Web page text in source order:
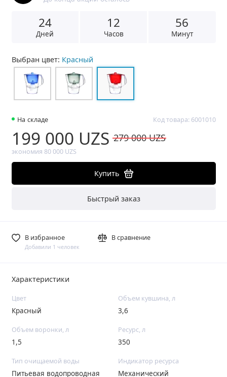
24
Дней
12
Часов
56
Минут
На складе Код товара: 6001010
199 000 UZS 279 000 UZS
экономия 80 000 UZS
Купить
Быстрый заказ
В избранное
Добавили 1 человек
В сравнение
Выбран цвет: Красный
Характеристики
Цвет
Красный
Объем кувшина, л
3,6
Объем воронки, л
1,5
Ресурс, л
350
Тип очищаемой воды
Питьевая водопроводная
Индикатор ресурса
Механический